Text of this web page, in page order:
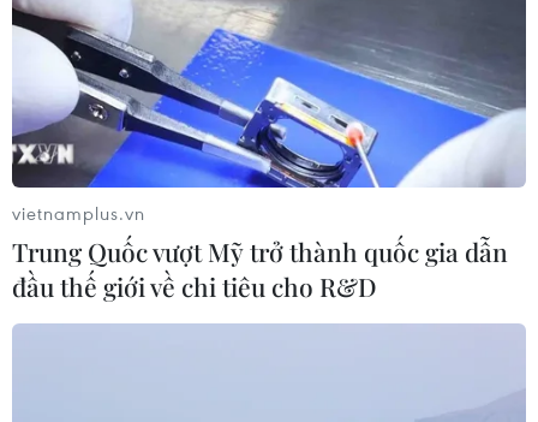
vietnamplus.vn
Trung Quốc vượt Mỹ trở thành quốc gia dẫn
đầu thế giới về chi tiêu cho R&D